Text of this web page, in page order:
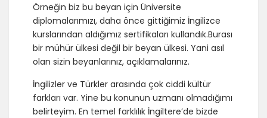
Örneğin biz bu beyan için Üniversite
diplomalarımızı, daha önce gittiğimiz İngilizce
kurslarından aldığımız sertifikaları kullandık.Burası
bir mühür ülkesi değil bir beyan ülkesi. Yani asıl
olan sizin beyanlarınız, açıklamalarınız.
İngilizler ve Türkler arasında çok ciddi kültür
farkları var. Yine bu konunun uzmanı olmadığımı
belirteyim. En temel farklılık İngiltere’de bizde